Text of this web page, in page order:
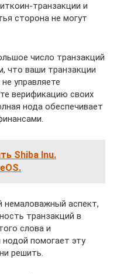
транзакции и
сторона не могут
число транзакций
что ваши транзакции
управляете
верификацию своих
нода обеспечивает
Shiba Inu.
немаловажный аспект,
транзакций в
слова и
нодой помогает эту
решить.